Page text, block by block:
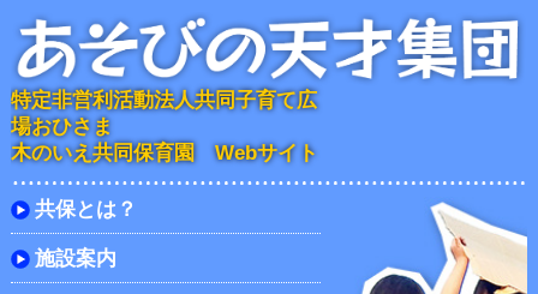
特定非営利活動法人共同子育て広
場おひさま
木のいえ共同保育園 Webサイト
共保とは？
施設案内